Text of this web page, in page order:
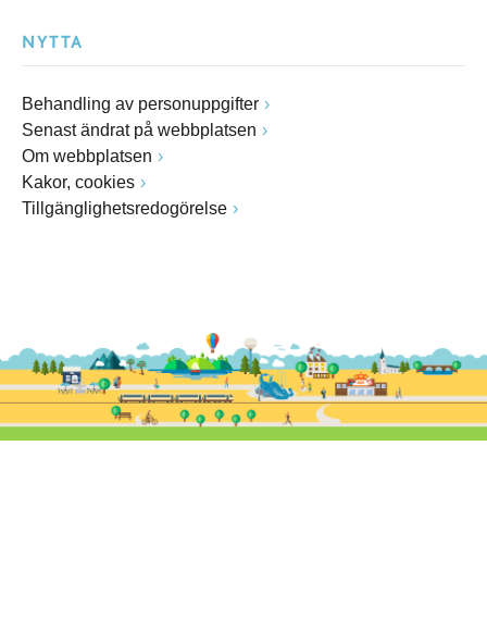
NYTTA
Behandling av personuppgifter
Senast ändrat på webbplatsen
Om webbplatsen
Kakor, cookies
Tillgänglighetsredogörelse